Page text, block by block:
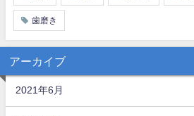
歯磨き
アーカイブ
2021年6月